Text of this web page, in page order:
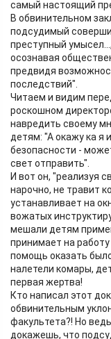
самый настоящий
В обвинительном
подсудимый
преступный
осознавая
предвидя
последствий".
Читаем и видим
роскошном
навредить своему
детям: "А окажу ка я
безопасности -
свет отправить".
И вот он, "реализуя
нарочно, не травит
устанавливает на
вожатых
мешали детям
принимает на
помощь оказать
налетели комары,
первая жертва!
Кто написал этот
обвинительным
факультета?! Но
докажешь, что